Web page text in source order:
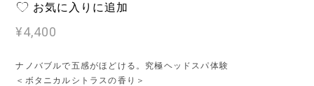
お気に入りに追加
¥4,400
ナノバブルで五感がほどける。究極ヘッドスパ体験
＜ボタニカルシトラスの香り＞